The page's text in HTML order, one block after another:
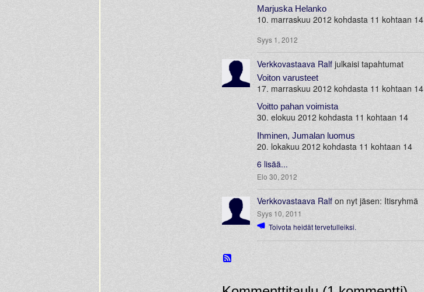
Marjuska Helanko
10. marraskuu 2012 kohdasta 11 kohtaan 14
Syys 1, 2012
Verkkovastaava Ralf julkaisi tapahtumat
Voiton varusteet
17. marraskuu 2012 kohdasta 11 kohtaan 14
Voitto pahan voimista
30. elokuu 2012 kohdasta 11 kohtaan 14
Ihminen, Jumalan luomus
20. lokakuu 2012 kohdasta 11 kohtaan 14
6 lisää...
Elo 30, 2012
Verkkovastaava Ralf on nyt jäsen: Itisryhmä
Syys 10, 2011
Toivota heidät tervetulleiksi.